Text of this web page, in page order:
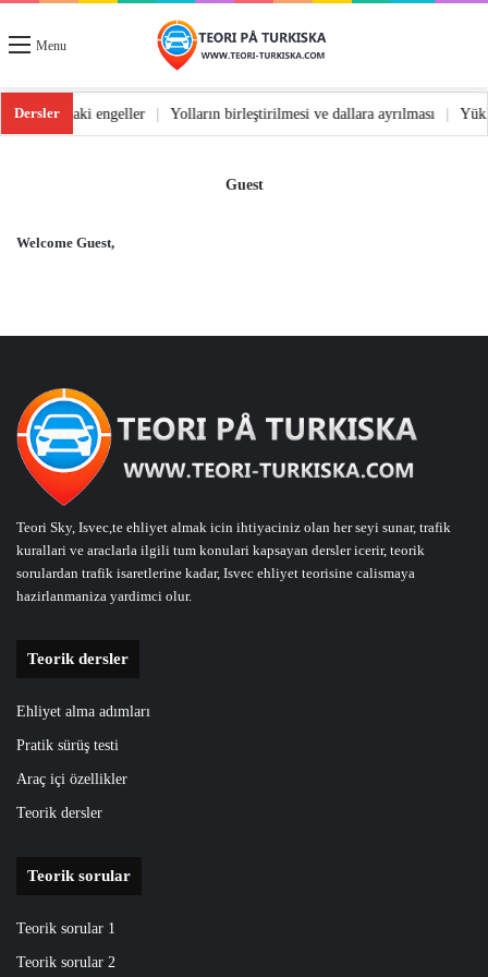
Menu
Dersler
| Yoldaki engeller Yolların birleştirilmesi ve dallara ayrılması
Guest
Welcome Guest,
Teori Sky, Isvec,te ehliyet almak icin ihtiyaciniz olan her seyi sunar, trafik
kurallari ve araclarla ilgili tum konulari kapsayan dersler icerir, teorik
sorulardan trafik isaretlerine kadar, Isvec ehliyet teorisine calismaya
hazirlanmaniza yardimci olur.
Teorik dersler
Ehliyet alma adımları
Pratik sürüş testi
Araç içi özellikler
Teorik dersler
Teorik sorular
Teorik sorular 1
Teorik sorular 2